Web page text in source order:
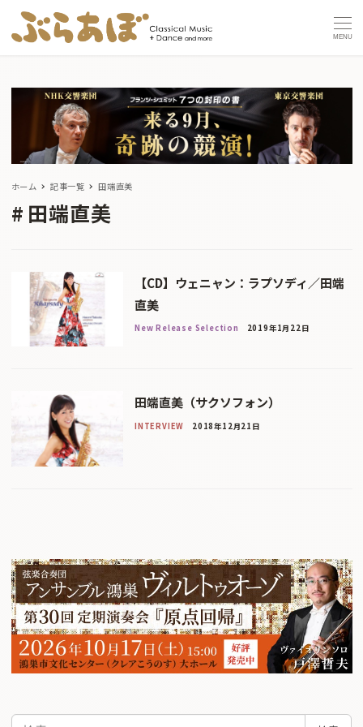
MENU
ホーム 記事一覧 田端直美
田端直美
【CD】ウェニャン：ラプソディ／田端
直美
New Release Selection 2019年1月22日
田端直美（サクソフォン）
INTERVIEW 2018年12月21日
検